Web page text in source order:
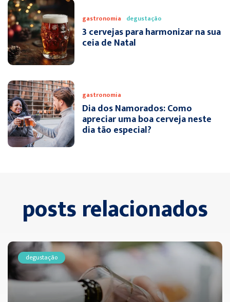
gastronomia degustação
3 cervejas para harmonizar na sua
ceia de Natal
gastronomia
Dia dos Namorados: Como
apreciar uma boa cerveja neste
dia tão especial?
posts relacionados
degustação